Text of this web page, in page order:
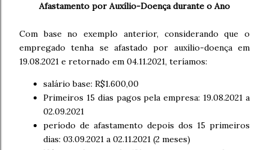
Afastamento por Auxílio-Doença durante o Ano
Com base no exemplo anterior, considerando que o
empregado tenha se afastado por auxílio-doença em
19.08.2021 e retornado em 04.11.2021, teríamos:
salário base: R$1.600,00
Primeiros 15 dias pagos pela empresa: 19.08.2021 a
02.09.2021
período de afastamento depois dos 15 primeiros
dias: 03.09.2021 a 02.11.2021 (2 meses)